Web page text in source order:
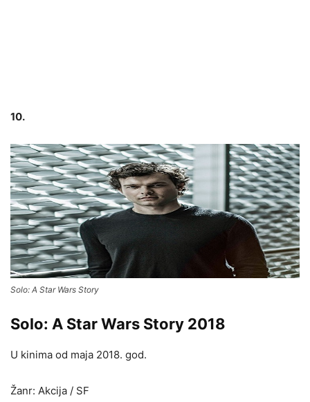
10.
Solo: A Star Wars Story
Solo: A Star Wars Story 2018
U kinima od maja 2018. god.
Žanr: Akcija / SF